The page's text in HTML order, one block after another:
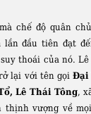
chế độ quân
lần đầu tiên đạt
thoái của nó.
lại với tên gọiĐại
Lê Thái Tông,
thịnh vượng về